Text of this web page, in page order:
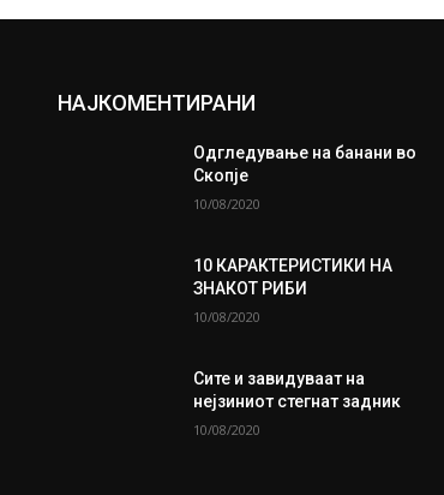
НАЈКОМЕНТИРАНИ
Одгледување на банани во
Скопје
10/08/2020
10 КАРАКТЕРИСТИКИ НА
ЗНАКОТ РИБИ
10/08/2020
Сите и завидуваат на
нејзиниот стегнат задник
10/08/2020